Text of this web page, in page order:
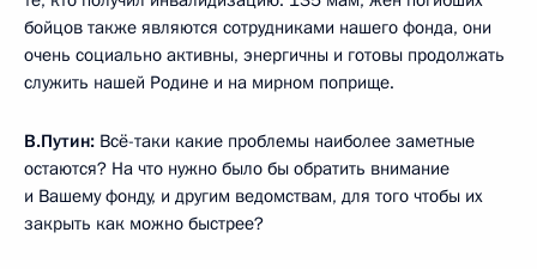
бойцов также являются сотрудниками нашего фонда, они
очень социально активны, энергичны и готовы продолжать
служить нашей Родине и на мирном поприще.
В.Путин: Всё-таки какие проблемы наиболее заметные
остаются? На что нужно было бы обратить внимание
и Вашему фонду, и другим ведомствам, для того чтобы их
закрыть как можно быстрее?